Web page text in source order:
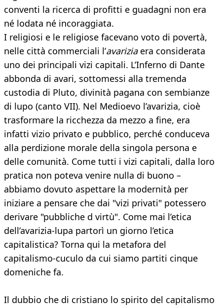
conventi la ricerca di profitti e guadagni non era
né lodata né incoraggiata.
I religiosi e le religiose facevano voto di povertà,
nelle città commerciali l’avariziaera considerata
uno dei principali vizi capitali. L’Inferno di Dante
abbonda di avari, sottomessi alla tremenda
custodia di Pluto, divinità pagana con sembianze
di lupo (canto VII). Nel Medioevo l’avarizia, cioè
trasformare la ricchezza da mezzo a fine, era
infatti vizio privato e pubblico, perché conduceva
alla perdizione morale della singola persona e
delle comunità. Come tutti i vizi capitali, dalla loro
pratica non poteva venire nulla di buono –
abbiamo dovuto aspettare la modernità per
iniziare a pensare che dai "vizi privati" potessero
derivare "pubbliche d virtù". Come mai l’etica
dell’avarizia-lupa partorì un giorno l’etica
capitalistica? Torna qui la metafora del
capitalismo-cuculo da cui siamo partiti cinque
domeniche fa.
Il dubbio che di cristiano lo spirito del capitalismo